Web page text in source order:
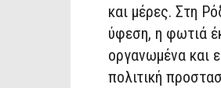
και μέρες. Στη
ύφεση, η φωτιά
οργανωμένα και
πολιτική